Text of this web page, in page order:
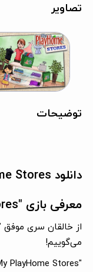
تصاویر
توضیحات
دانلود My PlayHome Stores برای آیفون
معرفی بازی "My PlayHome Stores"
می‌گوییم!